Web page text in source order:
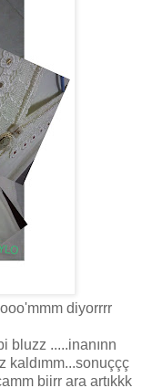
diyorrrr
bluzz .....inanınn
kaldımm...sonuççç
biirr ara artıkkk